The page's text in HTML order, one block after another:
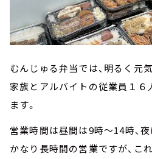
むんじゅる弁当では、明るく元
家族とアルバイトの従業員１６
ます。
営業時間は昼間は9時～14時、
かなり長時間の営業ですが、こ